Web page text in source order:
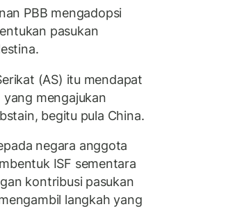
PBB mengadopsi
pasukan
(AS) itu mendapat
yang mengajukan
begitu pula China.
negara anggota
ISF sementara
kontribusi pasukan
langkah yang